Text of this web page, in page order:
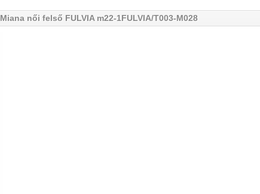
Miana női felső FULVIA m22-1FULVIA/T003-M028